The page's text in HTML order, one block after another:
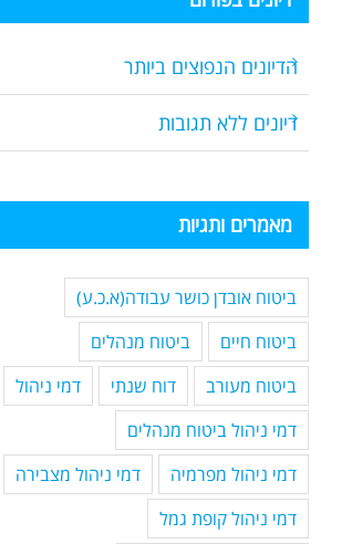
הדיונים הנפוצים ביותר
דיונים ללא תגובות
מאמרים ותגיות
ביטוח אובדן כושר עבודה(א.כ.ע)
ביטוח חיים
ביטוח מנהלים
ביטוח מעורב
דוח שנתי
דמי ניהול
דמי ניהול ביטוח מנהלים
דמי ניהול מפרמיה
דמי ניהול מצבירה
דמי ניהול קופת גמל